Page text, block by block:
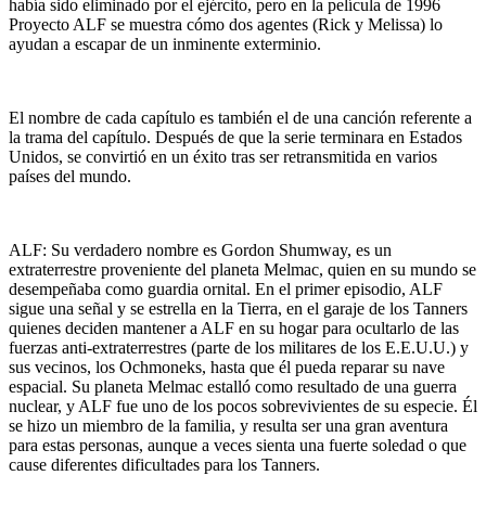
había sido eliminado por el ejército, pero en la película de 1996
Proyecto ALF se muestra cómo dos agentes (Rick y Melissa) lo
ayudan a escapar de un inminente exterminio.
El nombre de cada capítulo es también el de una canción referente a
la trama del capítulo. Después de que la serie terminara en Estados
Unidos, se convirtió en un éxito tras ser retransmitida en varios
países del mundo.
ALF: Su verdadero nombre es Gordon Shumway, es un
extraterrestre proveniente del planeta Melmac, quien en su mundo se
desempeñaba como guardia ornital. En el primer episodio, ALF
sigue una señal y se estrella en la Tierra, en el garaje de los Tanners
quienes deciden mantener a ALF en su hogar para ocultarlo de las
fuerzas anti-extraterrestres (parte de los militares de los E.E.U.U.) y
sus vecinos, los Ochmoneks, hasta que él pueda reparar su nave
espacial. Su planeta Melmac estalló como resultado de una guerra
nuclear, y ALF fue uno de los pocos sobrevivientes de su especie. Él
se hizo un miembro de la familia, y resulta ser una gran aventura
para estas personas, aunque a veces sienta una fuerte soledad o que
cause diferentes dificultades para los Tanners.